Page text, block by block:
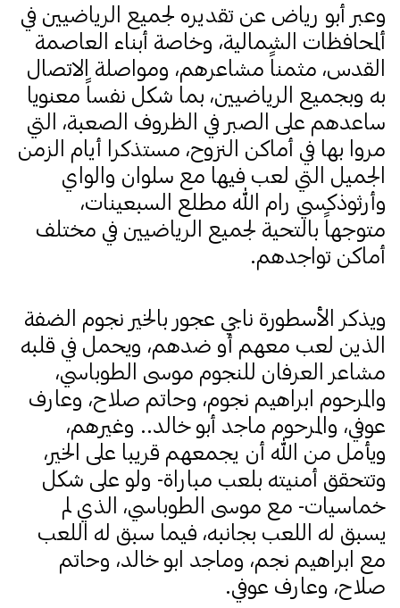
وعبر أبو رياض عن تقديره لجميع الرياضيين في
ألمحافظات الشمالية، وخاصة أبناء العاصمة
القدس، مثمناً مشاعرهم، ومواصلة الاتصال
به وبجميع الرياضيين، بما شكل نفساً معنويا
ساعدهم على الصبر في الظروف الصعبة، التي
مروا بها في أماكن النزوح، مستذكرا أيام الزمن
الجميل التي لعب فيها مع سلوان والواي
وأرثوذكسي رام الله مطلع السبعينات،
متوجهاً بالتحية لجميع الرياضيين في مختلف
أماكن تواجدهم.
ويذكر الأسطورة ناجي عجور بالخير نجوم الضفة
الذين لعب معهم أو ضدهم، ويحمل في قلبه
مشاعر العرفان للنجوم موسى الطوباسي،
والمرحوم ابراهيم نجوم، وحاتم صلاح، وعارف
عوفي، والمرحوم ماجد أبو خالد.. وغيرهم،
ويأمل من الله أن يجمعهم قريبا على الخير،
وتتحقق أمنيته بلعب مباراة- ولو على شكل
خماسيات- مع موسى الطوباسي، الذي لم
يسبق له اللعب بجانبه، فيما سبق له اللعب
مع ابراهيم نجم، وماجد ابو خالد، وحاتم
صلاح، وعارف عوفي.